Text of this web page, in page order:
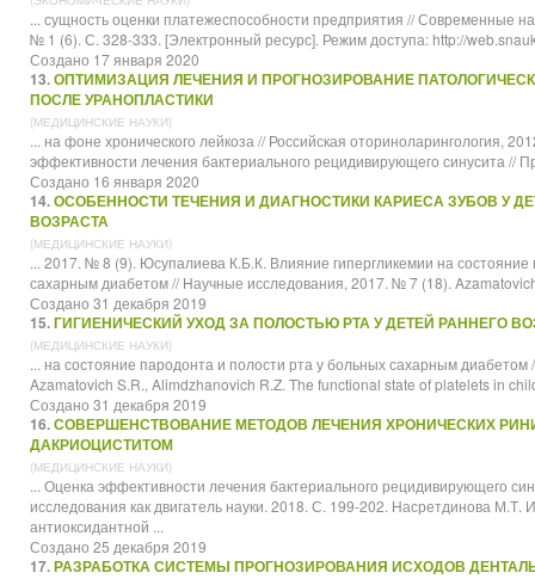
... сущность оценки платежеспособности предприятия // Современные
№ 1 (6). С. 328-333. [Электронный ресурс]. Режим доступа: http://
Создано 17 января 2020
13.ОПТИМИЗАЦИЯ ЛЕЧЕНИЯ И ПРОГНОЗИРОВАНИЕ
ПОСЛЕ УРАНОПЛАСТИКИ
(МЕДИЦИНСКИЕ НАУКИ)
... на фоне хронического лейкоза // Российская оториноларингология,
эффективности лечения бактериального рецидивирующего синусита //
Создано 16 января 2020
14.ОСОБЕННОСТИ ТЕЧЕНИЯ И ДИАГНОСТИКИ КАРИЕСА ЗУБОВ У
ВОЗРАСТА
(МЕДИЦИНСКИЕ НАУКИ)
... 2017. № 8 (9). Юсупалиева К.Б.К. Влияние гипергликемии на
сахарным диабетом //Научные исследования, 2017. № 7 (18).
Создано 31 декабря 2019
15.ГИГИЕНИЧЕСКИЙ УХОД ЗА ПОЛОСТЬЮ РТА У ДЕТЕЙ РАННЕГО
(МЕДИЦИНСКИЕ НАУКИ)
... на состояние пародонта и полости рта у больных сахарным диабетом
Azamatovich S.R., Alimdzhanovich R.Z. The functional state of platelets in
Создано 31 декабря 2019
16.СОВЕРШЕНСТВОВАНИЕ МЕТОДОВ ЛЕЧЕНИЯ ХРОНИЧЕСКИХ
ДАКРИОЦИСТИТОМ
(МЕДИЦИНСКИЕ НАУКИ)
... Оценка эффективности лечения бактериального рецидивирующего
исследования как двигатель науки. 2018. С. 199-202. Насретдинова
антиоксидантной ...
Создано 25 декабря 2019
17.РАЗРАБОТКА СИСТЕМЫ ПРОГНОЗИРОВАНИЯ ИСХОДОВ